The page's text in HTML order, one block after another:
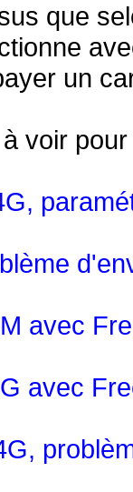
que
un
voir
avec
avec